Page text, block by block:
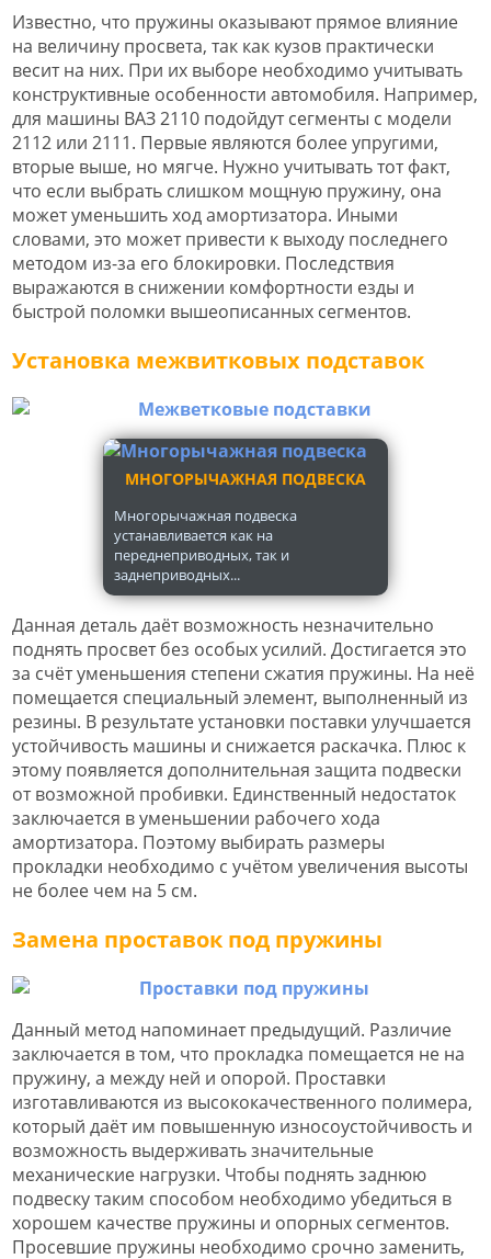
Известно, что пружины оказывают прямое влияние
на величину просвета, так как кузов практически
весит на них. При их выборе необходимо учитывать
конструктивные особенности автомобиля. Например,
для машины ВАЗ 2110 подойдут сегменты с модели
2112 или 2111. Первые являются более упругими,
вторые выше, но мягче. Нужно учитывать тот факт,
что если выбрать слишком мощную пружину, она
может уменьшить ход амортизатора. Иными
словами, это может привести к выходу последнего
методом из-за его блокировки. Последствия
выражаются в снижении комфортности езды и
быстрой поломки вышеописанных сегментов.
Установка межвитковых подставок
МНОГОРЫЧАЖНАЯ ПОДВЕСКА
Многорычажная подвеска
устанавливается как на
переднеприводных, так и
заднеприводных...
Данная деталь даёт возможность незначительно
поднять просвет без особых усилий. Достигается это
за счёт уменьшения степени сжатия пружины. На неё
помещается специальный элемент, выполненный из
резины. В результате установки поставки улучшается
устойчивость машины и снижается раскачка. Плюс к
этому появляется дополнительная защита подвески
от возможной пробивки. Единственный недостаток
заключается в уменьшении рабочего хода
амортизатора. Поэтому выбирать размеры
прокладки необходимо с учётом увеличения высоты
не более чем на 5 см.
Замена проставок под пружины
Данный метод напоминает предыдущий. Различие
заключается в том, что прокладка помещается не на
пружину, а между ней и опорой. Проставки
изготавливаются из высококачественного полимера,
который даёт им повышенную износоустойчивость и
возможность выдерживать значительные
механические нагрузки. Чтобы поднять заднюю
подвеску таким способом необходимо убедиться в
хорошем качестве пружины и опорных сегментов.
Просевшие пружины необходимо срочно заменить,